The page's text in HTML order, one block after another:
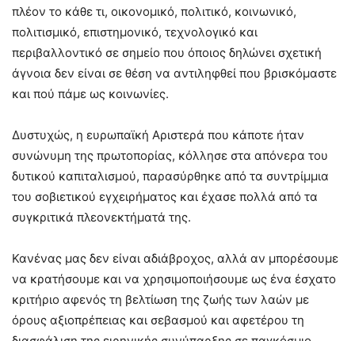
πλέον το κάθε τι, οικονομικό, πολιτικό, κοινωνικό,
πολιτισμικό, επιστημονικό, τεχνολογικό και
περιβαλλοντικό σε σημείο που όποιος δηλώνει σχετική
άγνοια δεν είναι σε θέση να αντιληφθεί που βρισκόμαστε
και πού πάμε ως κοινωνίες.
Δυστυχώς, η ευρωπαϊκή Αριστερά που κάποτε ήταν
συνώνυμη της πρωτοπορίας, κόλλησε στα απόνερα του
δυτικού καπιταλισμού, παρασύρθηκε από τα συντρίμμια
του σοβιετικού εγχειρήματος και έχασε πολλά από τα
συγκριτικά πλεονεκτήματά της.
Κανένας μας δεν είναι αδιάβροχος, αλλά αν μπορέσουμε
να κρατήσουμε και να χρησιμοποιήσουμε ως ένα έσχατο
κριτήριο αφενός τη βελτίωση της ζωής των λαών με
όρους αξιοπρέπειας και σεβασμού και αφετέρου τη